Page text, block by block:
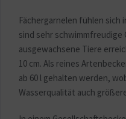
Fächergarnelen fühlen sich
sind sehr schwimmfreudige
ausgewachsene Tiere
10 cm. Als reines
ab 60 l gehalten werden,
Wasserqualität auch